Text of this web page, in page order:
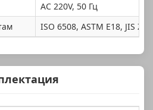
AC 220V, 50 Гц
ISO 6508, ASTM E18, JIS Z